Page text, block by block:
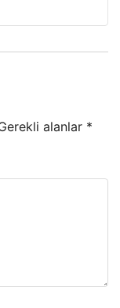
alanlar *